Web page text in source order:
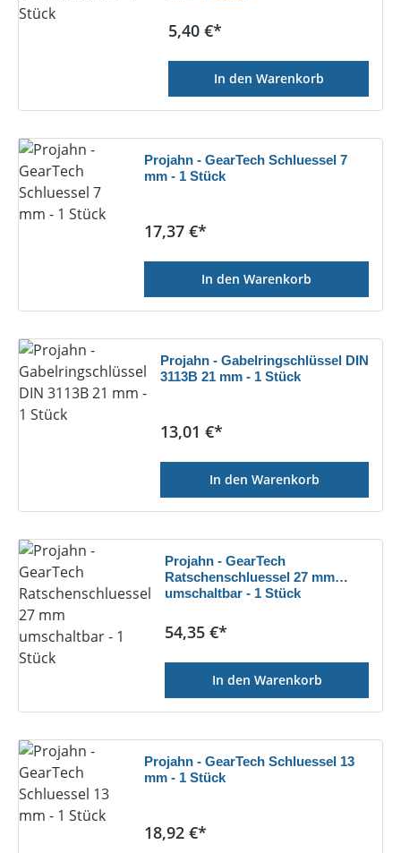
Regulärer Preis:
5,40 €*
In den Warenkorb
Projahn - GearTech Schluessel 7
mm - 1 Stück
Regulärer Preis:
17,37 €*
In den Warenkorb
Projahn - Gabelringschlüssel DIN
3113B 21 mm - 1 Stück
Regulärer Preis:
13,01 €*
In den Warenkorb
Projahn - GearTech
Ratschenschluessel 27 mm
umschaltbar - 1 Stück
Regulärer Preis:
54,35 €*
In den Warenkorb
Projahn - GearTech Schluessel 13
mm - 1 Stück
Regulärer Preis:
18,92 €*